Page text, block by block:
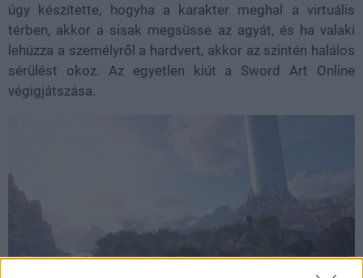
úgy készítette, hogyha a karakter meghal a virtuális
térben, akkor a sisak megsüsse az agyát, és ha valaki
lehúzza a személyről a hardvert, akkor az szintén halálos
sérülést okoz. Az egyetlen kiút a Sword Art Online
végigjátszása.